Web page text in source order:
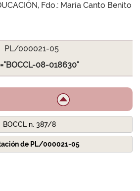
Fdo.: María Canto Benito
PL/000021-05
08-018630"
BOCCL n. 387/8
de PL/000021-05